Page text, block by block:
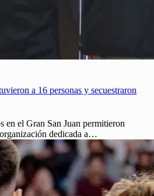
a 16 personas y secuestraron
en el Gran San Juan permitieron
dedicada a…